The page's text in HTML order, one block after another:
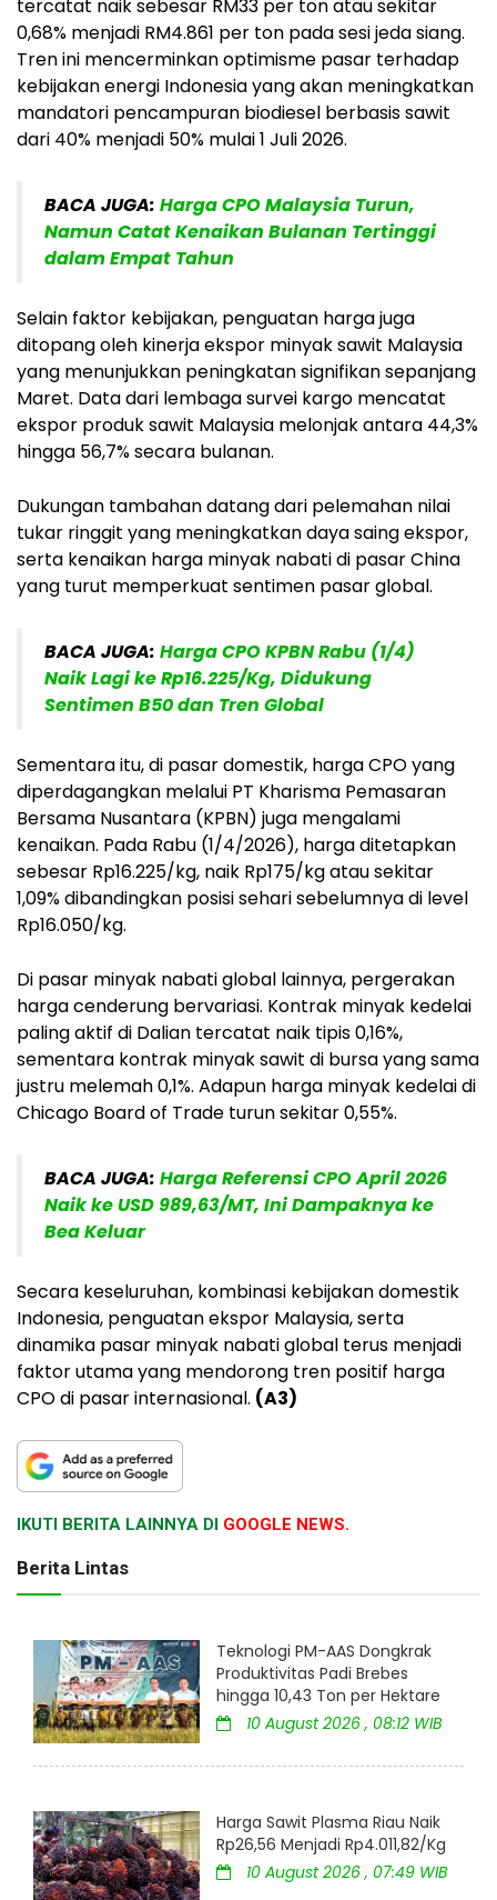
tercatat naik sebesar RM33 per ton atau sekitar
0,68% menjadi RM4.861 per ton pada sesi jeda siang.
Tren ini mencerminkan optimisme pasar terhadap
kebijakan energi Indonesia yang akan meningkatkan
mandatori pencampuran biodiesel berbasis sawit
dari 40% menjadi 50% mulai 1 Juli 2026.
BACA JUGA: Harga CPO Malaysia Turun,
Namun Catat Kenaikan Bulanan Tertinggi
dalam Empat Tahun
Selain faktor kebijakan, penguatan harga juga
ditopang oleh kinerja ekspor minyak sawit Malaysia
yang menunjukkan peningkatan signifikan sepanjang
Maret. Data dari lembaga survei kargo mencatat
ekspor produk sawit Malaysia melonjak antara 44,3%
hingga 56,7% secara bulanan.
Dukungan tambahan datang dari pelemahan nilai
tukar ringgit yang meningkatkan daya saing ekspor,
serta kenaikan harga minyak nabati di pasar China
yang turut memperkuat sentimen pasar global.
BACA JUGA: Harga CPO KPBN Rabu (1/4)
Naik Lagi ke Rp16.225/Kg, Didukung
Sentimen B50 dan Tren Global
Sementara itu, di pasar domestik, harga CPO yang
diperdagangkan melalui PT Kharisma Pemasaran
Bersama Nusantara (KPBN) juga mengalami
kenaikan. Pada Rabu (1/4/2026), harga ditetapkan
sebesar Rp16.225/kg, naik Rp175/kg atau sekitar
1,09% dibandingkan posisi sehari sebelumnya di level
Rp16.050/kg.
Di pasar minyak nabati global lainnya, pergerakan
harga cenderung bervariasi. Kontrak minyak kedelai
paling aktif di Dalian tercatat naik tipis 0,16%,
sementara kontrak minyak sawit di bursa yang sama
justru melemah 0,1%. Adapun harga minyak kedelai di
Chicago Board of Trade turun sekitar 0,55%.
BACA JUGA: Harga Referensi CPO April 2026
Naik ke USD 989,63/MT, Ini Dampaknya ke
Bea Keluar
Secara keseluruhan, kombinasi kebijakan domestik
Indonesia, penguatan ekspor Malaysia, serta
dinamika pasar minyak nabati global terus menjadi
faktor utama yang mendorong tren positif harga
CPO di pasar internasional. (A3)
IKUTI BERITA LAINNYA DI GOOGLE NEWS.
Berita Lintas
Teknologi PM-AAS Dongkrak
Produktivitas Padi Brebes
hingga 10,43 Ton per Hektare
10 August 2026 , 08:12 WIB
Harga Sawit Plasma Riau Naik
Rp26,56 Menjadi Rp4.011,82/Kg
10 August 2026 , 07:49 WIB